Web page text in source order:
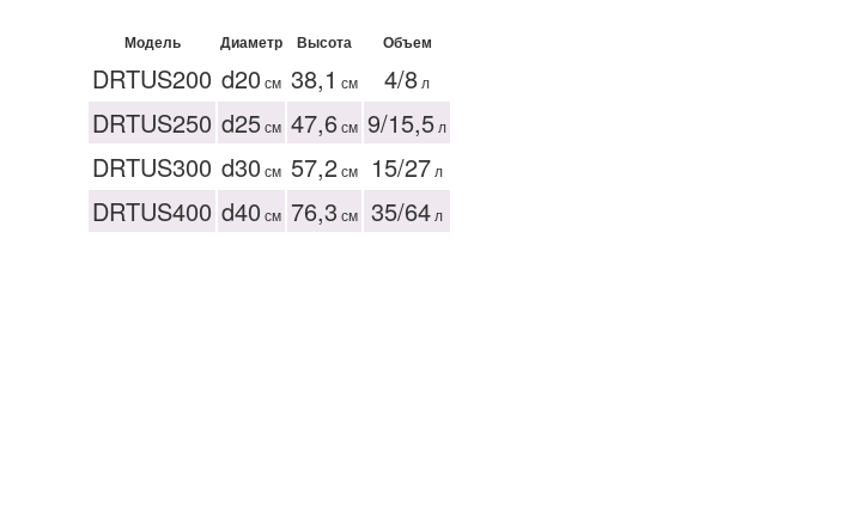
Модель Диаметр Высота Объем
DRTUS200 d20 см 38,1 см 4/8 л
DRTUS250 d25см 47,6см 9/15,5 л
DRTUS300 d30 см 57,2см 15/27 л
DRTUS400 d40 см 76,3 см 35/64 л